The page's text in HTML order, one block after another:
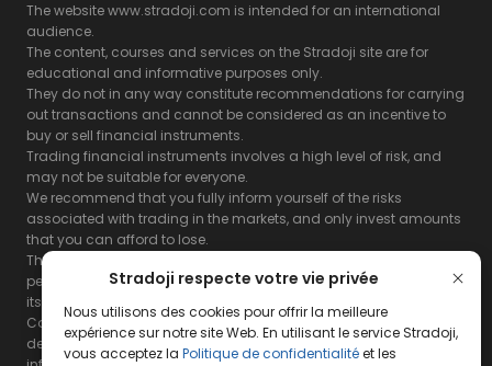
Stradoji respecte votre vie privée
Nous utilisons des cookies pour offrir la meilleure
expérience sur notre site Web. En utilisant le service Stradoji,
vous acceptez la Politique de confidentialitéet les
The website www.stradoji.com is intended for an international
audience.
The content, courses and services on the Stradoji site are for
educational and informative purposes only.
They do not in any way constitute recommendations for carrying
out transactions and cannot be considered as an incentive to
buy or sell financial instruments.
Trading financial instruments involves a high level of risk, and
may not be suitable for everyone.
We recommend that you fully inform yourself of the risks
associated with trading in the markets, and only invest amounts
that you can afford to lose.
The Stradoji site does not guarantee the results or the
performance of products based on the information contained on
its site and its servers.
Consequently, the Stradoji site and its publishing company
decline all responsibility in the use that may be made of this